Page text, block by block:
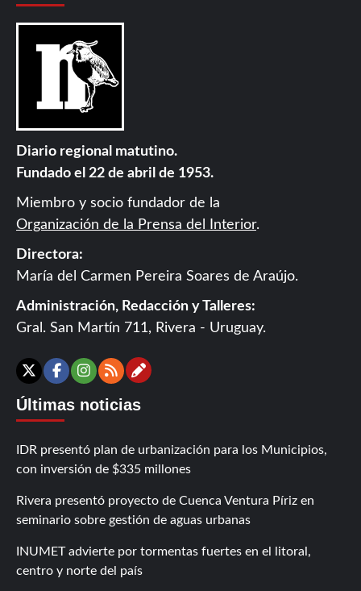
Diario regional matutino.
Fundado el 22 de abril de 1953.
Miembro y socio fundador de la
Organización de la Prensa del Interior.
Directora:
María del Carmen Pereira Soares de Araújo.
Administración, Redacción y Talleres:
Gral. San Martín 711, Rivera - Uruguay.
X Facebook
Instagram
RSSContáctanos
Últimas noticias
IDR presentó plan de urbanización para los Municipios,
con inversión de $335 millones
Rivera presentó proyecto de Cuenca Ventura Píriz en
seminario sobre gestión de aguas urbanas
INUMET advierte por tormentas fuertes en el litoral,
centro y norte del país